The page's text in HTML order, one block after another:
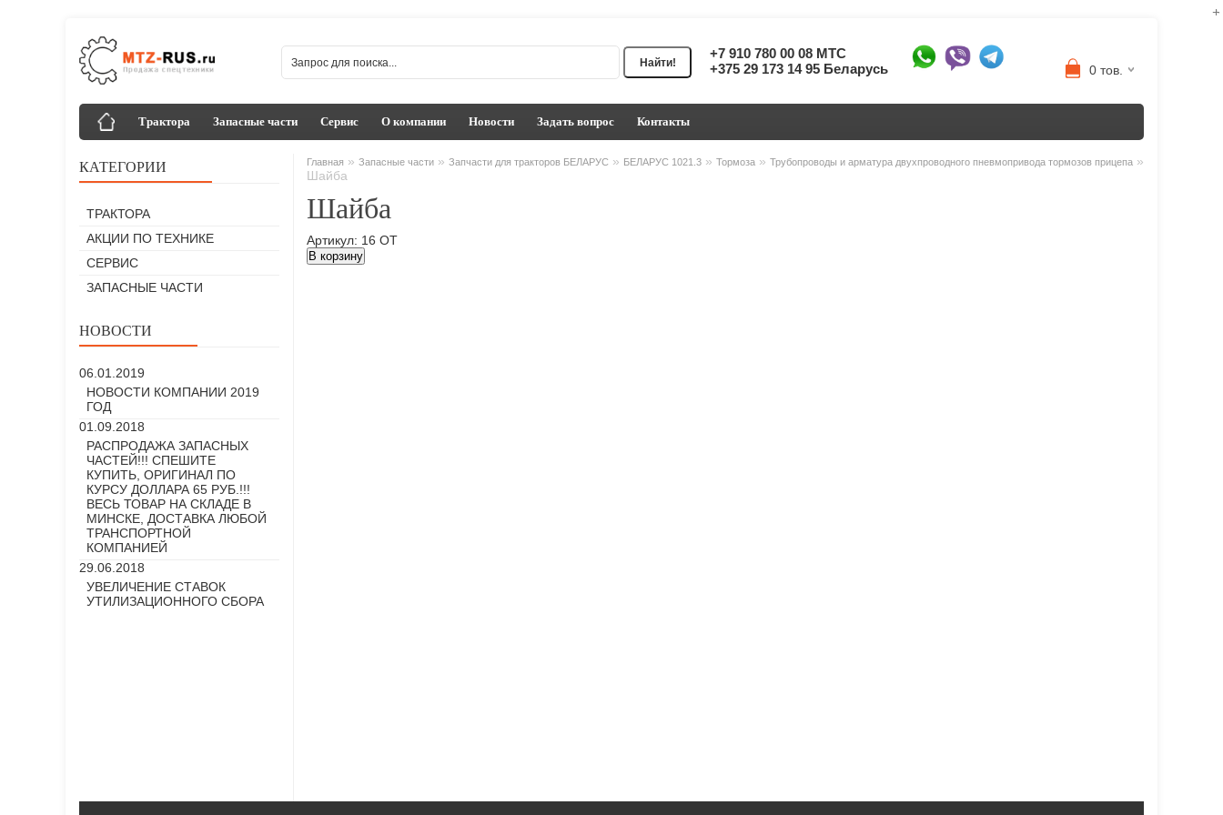
+7 910 780 00 08 МТС
+375 29 173 14 95 Беларусь
0 тов.
Трактора Запасные части Сервис О компании Новости Задать вопрос Контакты
КАТЕГОРИИ
ТРАКТОРА
АКЦИИ ПО ТЕХНИКЕ
СЕРВИС
ЗАПАСНЫЕ ЧАСТИ
НОВОСТИ
06.01.2019
НОВОСТИ КОМПАНИИ 2019
ГОД
01.09.2018
РАСПРОДАЖА ЗАПАСНЫХ
ЧАСТЕЙ!!! СПЕШИТЕ
КУПИТЬ, ОРИГИНАЛ ПО
КУРСУ ДОЛЛАРА 65 РУБ.!!!
ВЕСЬ ТОВАР НА СКЛАДЕ В
МИНСКЕ, ДОСТАВКА ЛЮБОЙ
ТРАНСПОРТНОЙ
КОМПАНИЕЙ
29.06.2018
УВЕЛИЧЕНИЕ СТАВОК
УТИЛИЗАЦИОННОГО СБОРА
Главная » Запасные части » Запчасти для тракторов БЕЛАРУС » БЕЛАРУС 1021.3 » Тормоза » Трубопроводы и арматура двухпроводного пневмопривода тормозов прицепа »
Шайба
Шайба
Артикул: 16 ОТ
В корзину